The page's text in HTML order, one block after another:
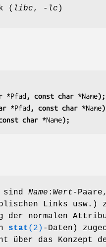
( libc, -lc )
*Pfad , const char *Name);
*Pfad , const char *Name
char *Name);
sind Name : Wert-
Links usw.)
der normalen
stat (2) -Daten)
über das Konzept